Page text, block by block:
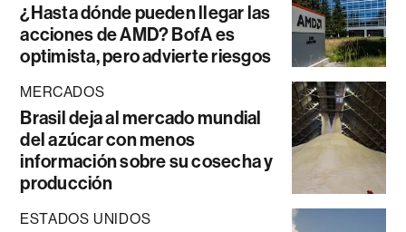
¿Hasta dónde pueden llegar las
acciones de AMD? BofA es
optimista, pero advierte riesgos
MERCADOS
Brasil deja al mercado mundial
del azúcar con menos
información sobre su cosecha y
producción
ESTADOS UNIDOS